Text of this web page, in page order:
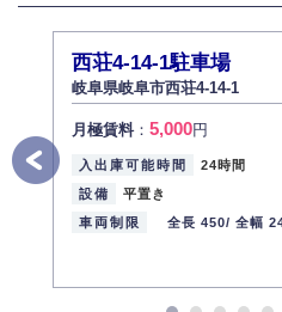
西荘4-14-1駐車場
岐阜県岐阜市西荘4-14-1
月極賃料： 5,000円
入出庫可能時間
24時間
設備
平置き
車両制限
全長 450/ 全幅